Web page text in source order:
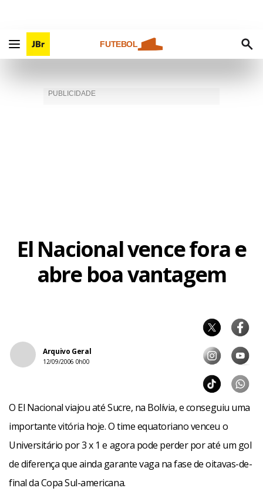
FUTEBOL
El Nacional vence fora e
abre boa vantagem
Arquivo Geral
12/09/2006 0h00
O El Nacional viajou até Sucre, na Bolívia, e conseguiu uma
importante vitória hoje. O time equatoriano venceu o
Universitário por 3 x 1 e agora pode perder por até um gol
de diferença que ainda garante vaga na fase de oitavas-de-
final da Copa Sul-americana.